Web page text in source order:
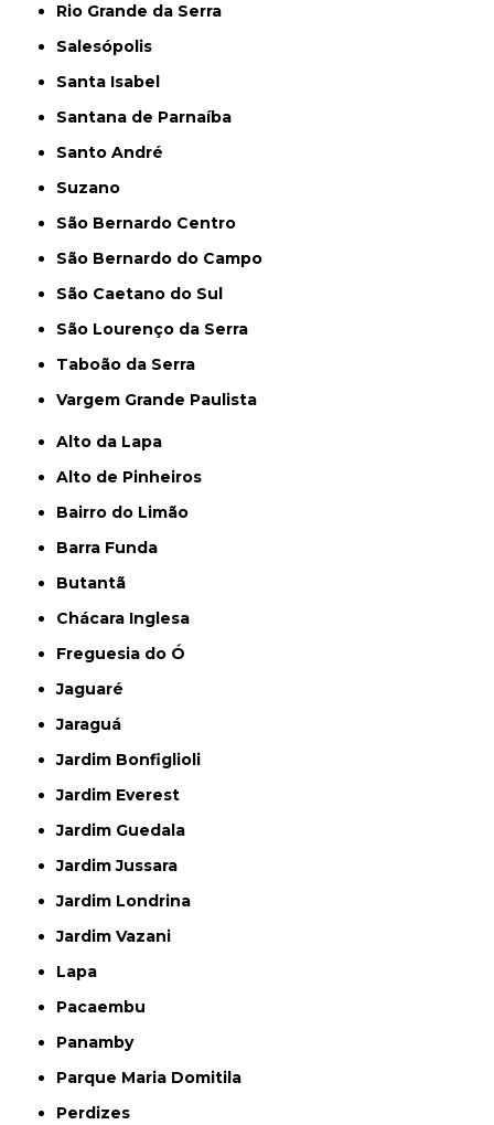
Rio Grande da Serra
Salesópolis
Santa Isabel
Santana de Parnaíba
Santo André
Suzano
São Bernardo Centro
São Bernardo do Campo
São Caetano do Sul
São Lourenço da Serra
Taboão da Serra
Vargem Grande Paulista
Alto da Lapa
Alto de Pinheiros
Bairro do Limão
Barra Funda
Butantã
Chácara Inglesa
Freguesia do Ó
Jaguaré
Jaraguá
Jardim Bonfiglioli
Jardim Everest
Jardim Guedala
Jardim Jussara
Jardim Londrina
Jardim Vazani
Lapa
Pacaembu
Panamby
Parque Maria Domitila
Perdizes